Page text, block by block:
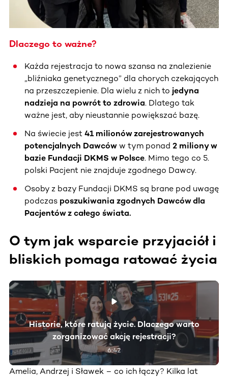
Dlaczego to ważne?
Każda rejestracja to nowa szansa na znalezienie
„bliźniaka genetycznego” dla chorych czekających
na przeszczepienie. Dla wielu z nich to jedyna
nadzieja na powrót to zdrowia. Dlatego tak
ważne jest, aby nieustannie powiększać bazę.
Na świecie jest 41 milionów zarejestrowanych
potencjalnych Dawców w tym ponad 2 miliony w
bazie Fundacji DKMS w Polsce. Mimo tego co 5.
polski Pacjent nie znajduje zgodnego Dawcy.
Osoby z bazy Fundacji DKMS są brane pod uwagę
podczas poszukiwania zgodnych Dawców dla
Pacjentów z całego świata.
O tym jak wsparcie przyjaciół i
bliskich pomaga ratować życia
Historie, które ratują życie. Dlaczego warto
zorganizować akcję rejestracji?
6:42
Amelia, Andrzej i Sławek – co ich łączy? Kilka lat